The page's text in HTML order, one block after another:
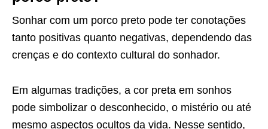
Sonhar com um porco preto pode ter conotações
tanto positivas quanto negativas, dependendo das
crenças e do contexto cultural do sonhador.
Em algumas tradições, a cor preta em sonhos
pode simbolizar o desconhecido, o mistério ou até
mesmo aspectos ocultos da vida. Nesse sentido,